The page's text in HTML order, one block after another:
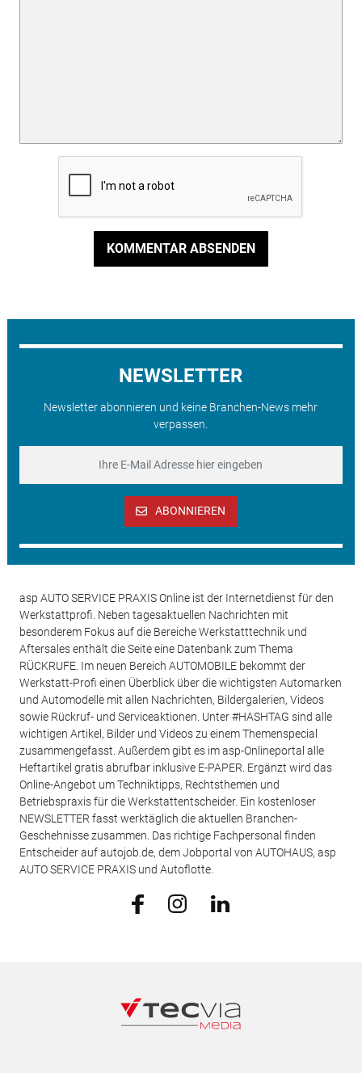
KOMMENTAR ABSENDEN
NEWSLETTER
Newsletter abonnieren und keine Branchen-News mehr
verpassen.
ABONNIEREN
asp AUTO SERVICE PRAXIS Online ist der Internetdienst für den
Werkstattprofi. Neben tagesaktuellen Nachrichten mit
besonderem Fokus auf die Bereiche Werkstatttechnik und
Aftersales enthält die Seite eine Datenbank zum Thema
RÜCKRUFE. Im neuen Bereich AUTOMOBILE bekommt der
Werkstatt-Profi einen Überblick über die wichtigsten Automarken
und Automodelle mit allen Nachrichten, Bildergalerien, Videos
sowie Rückruf- und Serviceaktionen. Unter #HASHTAG sind alle
wichtigen Artikel, Bilder und Videos zu einem Themenspecial
zusammengefasst. Außerdem gibt es im asp-Onlineportal alle
Heftartikel gratis abrufbar inklusive E-PAPER. Ergänzt wird das
Online-Angebot um Techniktipps, Rechtsthemen und
Betriebspraxis für die Werkstattentscheider. Ein kostenloser
NEWSLETTER fasst werktäglich die aktuellen Branchen-
Geschehnisse zusammen. Das richtige Fachpersonal finden
Entscheider auf autojob.de, dem Jobportal von AUTOHAUS, asp
AUTO SERVICE PRAXIS und Autoflotte.